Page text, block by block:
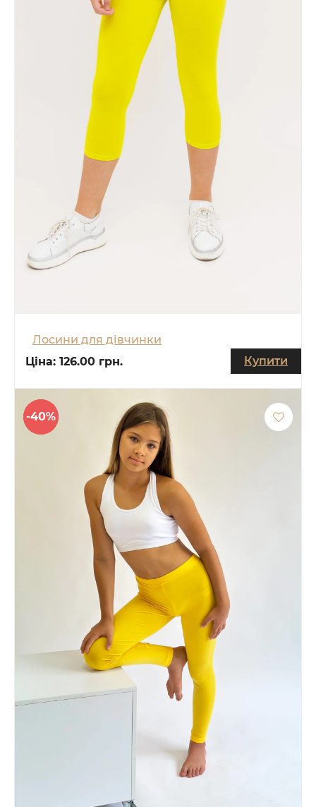
Лосини для дівчинки
Ціна: 126.00 грн. Купити
-40%